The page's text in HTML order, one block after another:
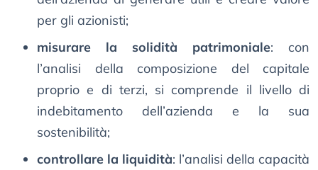
per gli azionisti;
misurare la solidità patrimoniale: con
l’analisi della composizione del capitale
proprio e di terzi, si comprende il livello di
indebitamento dell’azienda e la sua
sostenibilità;
controllare la liquidità: l’analisi della capacità